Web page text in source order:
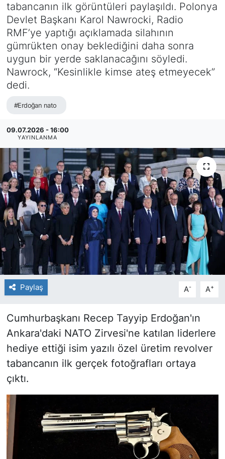
tabancanın ilk görüntüleri paylaşıldı. Polonya
Devlet Başkanı Karol Nawrocki, Radio
RMF’ye yaptığı açıklamada silahının
gümrükten onay beklediğini daha sonra
uygun bir yerde saklanacağını söyledi.
Nawrock, “Kesinlikle kimse ateş etmeyecek”
dedi.
#Erdoğan nato
09.07.2026 - 16:00
YAYINLANMA
Paylaş A- A+
Cumhurbaşkanı Recep Tayyip Erdoğan'ın
Ankara'daki NATO Zirvesi'ne katılan liderlere
hediye ettiği isim yazılı özel üretim revolver
tabancanın ilk gerçek fotoğrafları ortaya
çıktı.
Yazı Dizisi
Haber Arşivi